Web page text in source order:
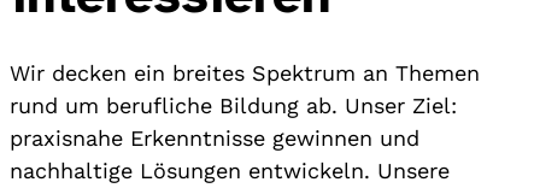
Wir decken ein breites Spektrum an Themen
rund um berufliche Bildung ab. Unser Ziel:
praxisnahe Erkenntnisse gewinnen und
nachhaltige Lösungen entwickeln. Unsere